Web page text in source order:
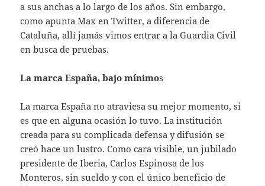
a sus anchas a lo largo de los años. Sin embargo,
como apunta Max en Twitter, a diferencia de
Cataluña, allí jamás vimos entrar a la Guardia Civil
en busca de pruebas.
La marca España, bajo mínimos
La marca España no atraviesa su mejor momento, si
es que en alguna ocasión lo tuvo. La institución
creada para su complicada defensa y difusión se
creó hace un lustro. Como cara visible, un jubilado
presidente de Iberia, Carlos Espinosa de los
Monteros, sin sueldo y con el único beneficio de